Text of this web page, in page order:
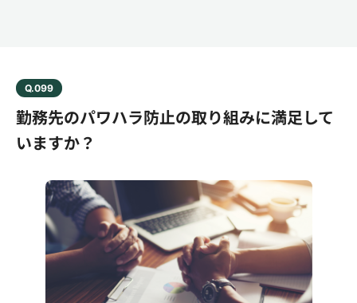
Q.099
勤務先のパワハラ防止の取り組みに満足して
いますか？